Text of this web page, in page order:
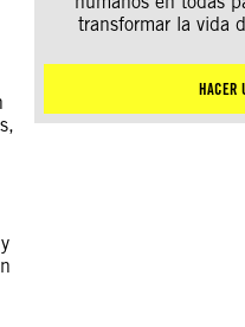
transformar la vida
HACER